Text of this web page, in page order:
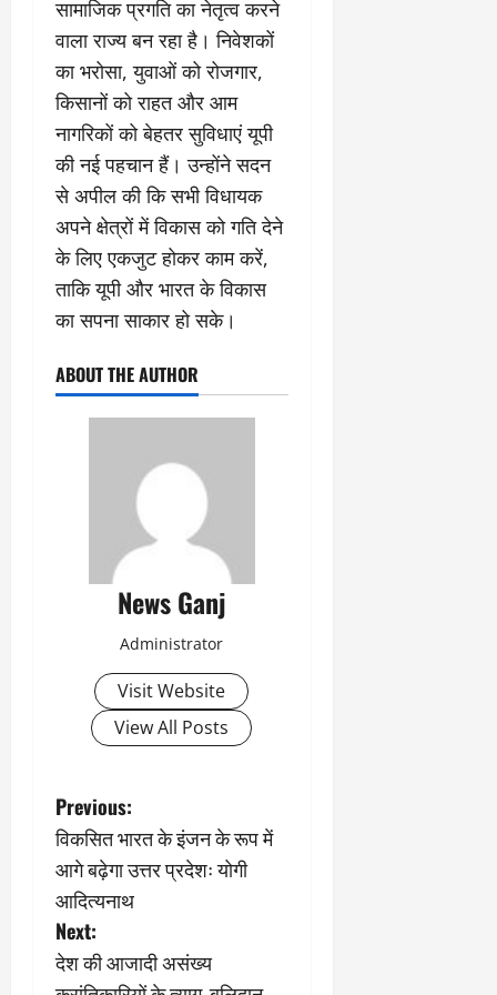
सामाजिक प्रगति का नेतृत्व करने
वाला राज्य बन रहा है। निवेशकों
का भरोसा, युवाओं को रोजगार,
किसानों को राहत और आम
नागरिकों को बेहतर सुविधाएं यूपी
की नई पहचान हैं। उन्होंने सदन
से अपील की कि सभी विधायक
अपने क्षेत्रों में विकास को गति देने
के लिए एकजुट होकर काम करें,
ताकि यूपी और भारत के विकास
का सपना साकार हो सके।
ABOUT THE AUTHOR
News Ganj
Administrator
Visit Website
View All Posts
P
o
s
t
Previous:
विकसित भारत के इंजन के रूप में
आगे बढ़ेगा उत्तर प्रदेशः योगी
आदित्यनाथ
Next:
देश की आजादी असंख्य